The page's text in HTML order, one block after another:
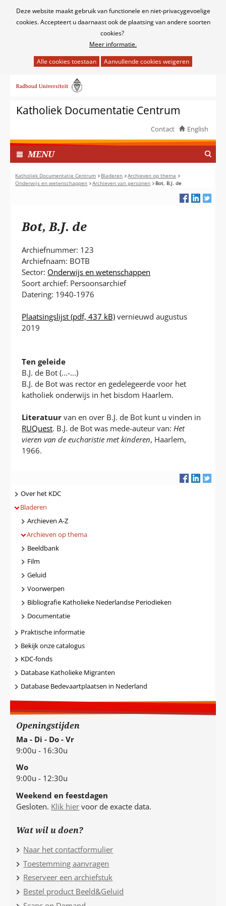
Cookies
Deze website maakt gebruik van functionele en niet-privacygevoelige
cookies. Accepteert u daarnaast ook de plaatsing van andere soorten
cookies?
Meer informatie.
het
van
cookies
deze
website
worden
toegestaan
of
naar
inhoudKatholiek Documentatie Centrum
Contact English
MENUI
N
G
E
P
Katholiek Documentatie Centrum Bladeren
Archieven op thema
Onderwijs en wetenschappen
Archieven van personen Bot, B.J. de
Bot, B.J. de
Archiefnummer: 123
Archiefnaam: BOTB
Sector: Onderwijs en wetenschappen
Soort archief: Persoonsarchief
Datering: 1940-1976
Plaatsingslijst (pdf, 437 kB) vernieuwd augustus
2019
Ten geleide
B.J. de Bot (...-...)
B.J. de Bot was rector en gedelegeerde voor het
katholiek onderwijs in het bisdom Haarlem.
Literatuur van en over B.J. de Bot kunt u vinden in
RUQuest. B.J. de Bot was mede-auteur van:Het
vieren van de eucharistie met kinderen, Haarlem,
1966.
Navigatie
Over het KDC
Bladeren
Archieven A-Z
Archieven op thema
Beeldbank
Film
Geluid
Voorwerpen
Bibliografie Katholieke Nederlandse Periodieken
Documentatie
Praktische informatie
Bekijk onze catalogus
KDC-fonds
Database Katholieke Migranten
Database Bedevaartplaatsen in Nederland
Openingstijden
Ma - Di - Do - Vr
9:00u - 16:30u
Wo
9:00u - 12:30u
Weekend en feestdagen
Gesloten. Klik hier voor de exacte data.
Wat wil u doen?
Naar het contactformulier
Toestemming aanvragen
Reserveer een archiefstuk
Bestel product Beeld&Geluid